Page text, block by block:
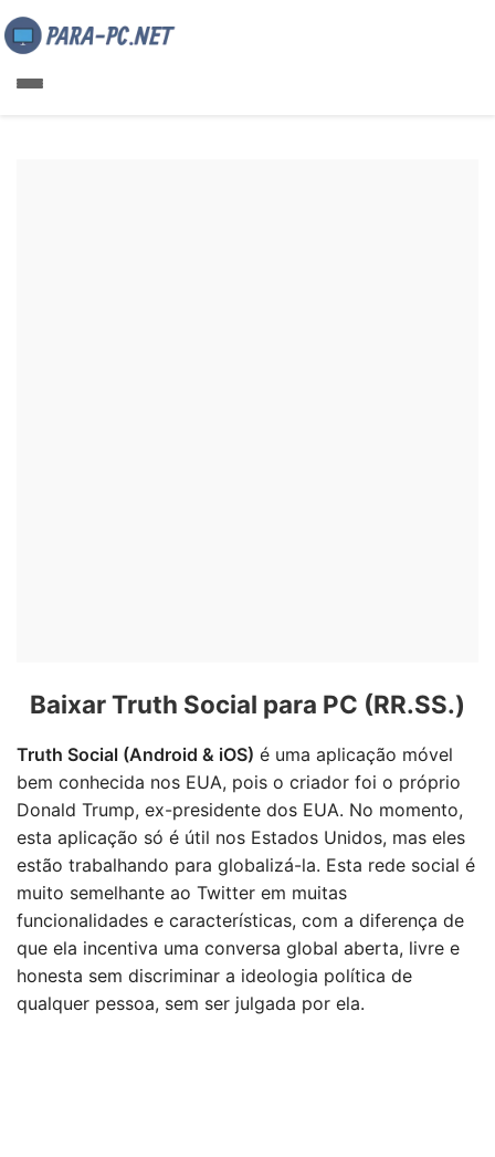
Baixar Truth Social para PC (RR.SS.)
Truth Social (Android & iOS) é uma aplicação móvel
bem conhecida nos EUA, pois o criador foi o próprio
Donald Trump, ex-presidente dos EUA. No momento,
esta aplicação só é útil nos Estados Unidos, mas eles
estão trabalhando para globalizá-la. Esta rede social é
muito semelhante ao Twitter em muitas
funcionalidades e características, com a diferença de
que ela incentiva uma conversa global aberta, livre e
honesta sem discriminar a ideologia política de
qualquer pessoa, sem ser julgada por ela.